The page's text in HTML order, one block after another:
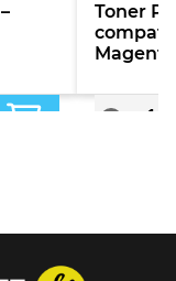
Toner
Magenta